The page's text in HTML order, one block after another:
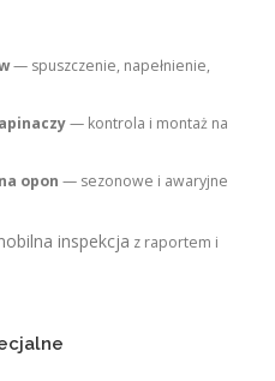
— spuszczenie, napełnienie,
— kontrola i montaż na
opon — sezonowe i awaryjne
inspekcja z raportem i